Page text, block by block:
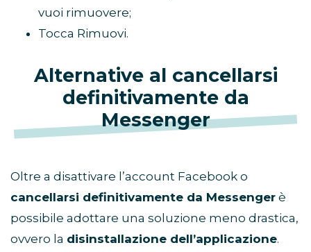
vuoi rimuovere;
Tocca Rimuovi.
Alternative al cancellarsi
definitivamente da
Messenger
Oltre a disattivare l’account Facebook o
cancellarsi definitivamente da Messenger è
possibile adottare una soluzione meno drastica,
ovvero la disinstallazione dell’applicazione.